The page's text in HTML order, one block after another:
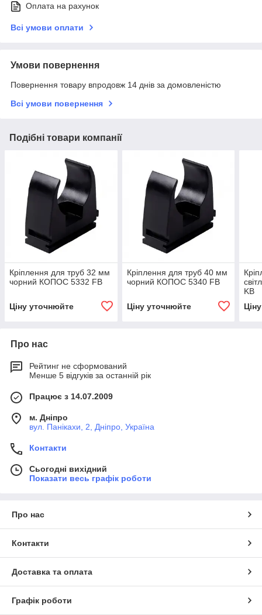
Оплата на рахунок
Всі умови оплати
Умови повернення
Повернення товару впродовж 14 днів за домовленістю
Всі умови повернення
Подібні товари компанії
Кріплення для труб 32 мм
чорний КОПОС 5332 FB
Ціну уточнюйте
Кріплення для труб 40 мм
чорний КОПОС 5340 FB
Ціну уточнюйте
KB
Про нас
Рейтинг не сформований
Менше 5 відгуків за останній рік
Працює з 14.07.2009
м. Дніпро
вул. Панікахи, 2, Дніпро, Україна
Контакти
Сьогодні вихідний
Показати весь графік роботи
Про нас
Контакти
Доставка та оплата
Графік роботи